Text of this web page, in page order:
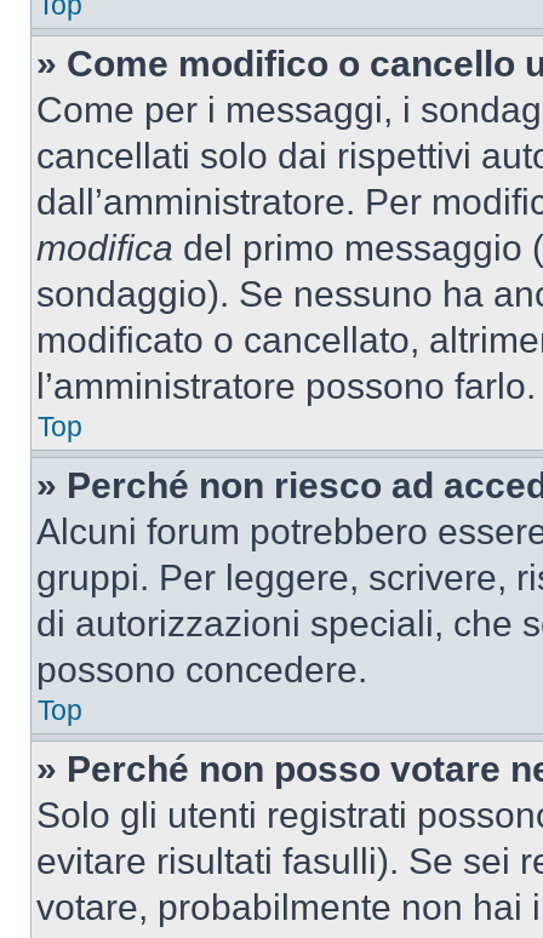
» Come modifico o cancello
Come per i messaggi, i
cancellati solo dai rispettivi
dall’amministratore. Per
modifica del primo messaggio
sondaggio). Se nessuno ha
modificato o cancellato,
l’amministratore possono farlo.
Top
» Perché non riesco ad
Alcuni forum potrebbero
gruppi. Per leggere, scrivere,
di autorizzazioni speciali, che
possono concedere.
Top
» Perché non posso votare
Solo gli utenti registrati
evitare risultati fasulli). Se sei
votare, probabilmente non hai